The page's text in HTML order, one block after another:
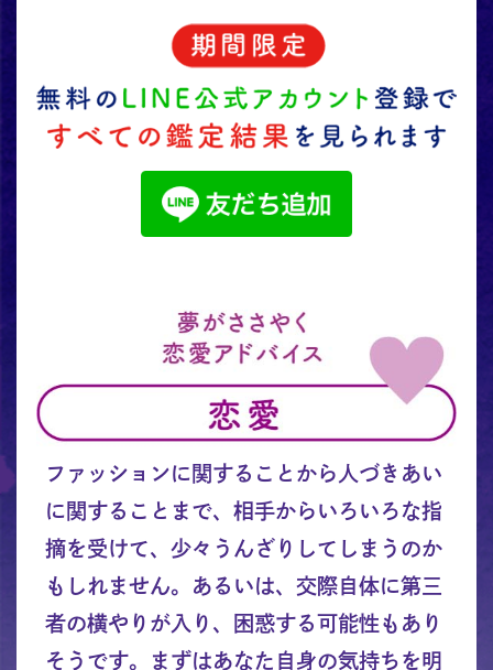
ファッションに関することから人づきあい
に関することまで、相手からいろいろな指
摘を受けて、少々うんざりしてしまうのか
もしれません。あるいは、交際自体に第三
者の横やりが入り、困惑する可能性もあり
そうです。まずはあなた自身の気持ちを明